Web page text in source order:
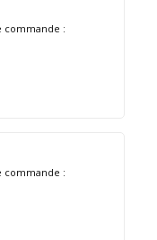
commande :
commande :